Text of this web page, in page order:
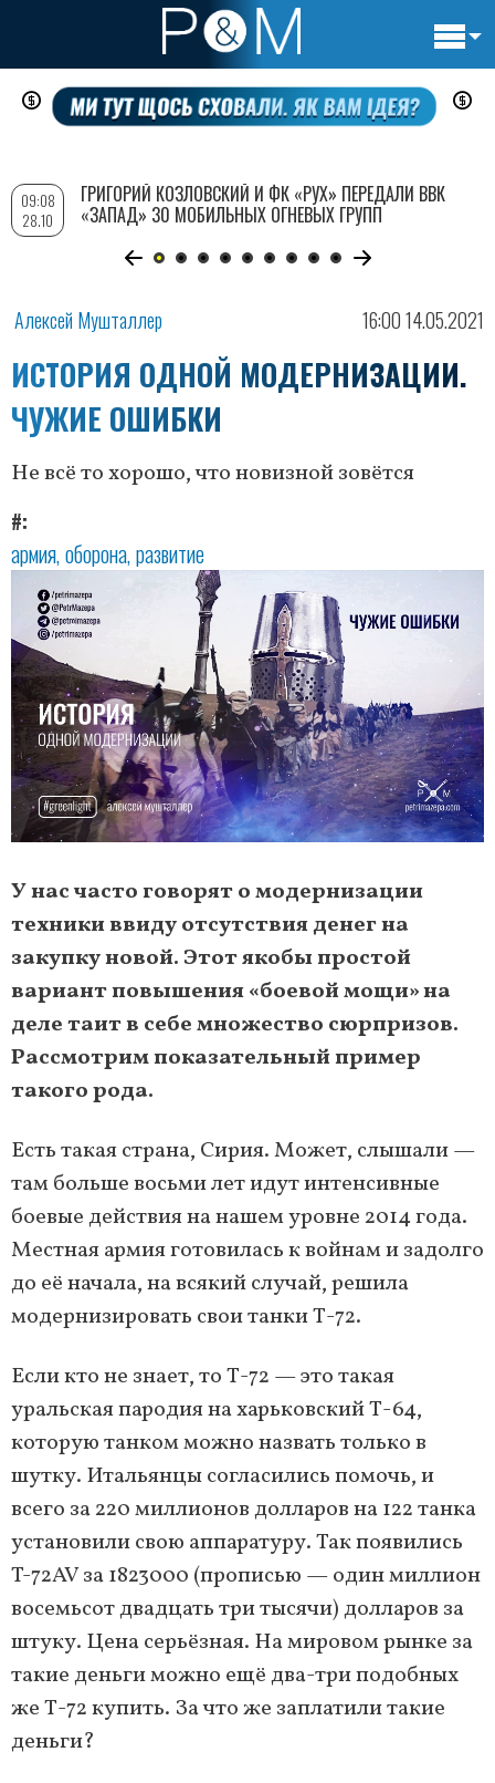
Перейти
содержанию
Алексей Мушталлер 16:00 14.05.2021
ИСТОРИЯ ОДНОЙ МОДЕРНИЗАЦИИ.
ЧУЖИЕ ОШИБКИ
Не всё то хорошо, что новизной зовётся
#
армия оборона развитие
У нас часто говорят о модернизации
техники ввиду отсутствия денег на
закупку новой. Этот якобы простой
вариант повышения «боевой мощи» на
деле таит в себе множество сюрпризов.
Рассмотрим показательный пример
такого рода.
Есть такая страна, Сирия. Может, слышали —
там больше восьми лет идут интенсивные
боевые действия на нашем уровне 2014 года.
Местная армия готовилась к войнам и задолго
до её начала, на всякий случай, решила
модернизировать свои танки Т-72.
Если кто не знает, то Т-72 — это такая
уральская пародия на харьковский Т-64,
которую танком можно назвать только в
шутку. Итальянцы согласились помочь, и
всего за 220 миллионов долларов на 122 танка
установили свою аппаратуру. Так появились
T-72AV за 1823000 (прописью — один миллион
восемьсот двадцать три тысячи) долларов за
штуку. Цена серьёзная. На мировом рынке за
такие деньги можно ещё два-три подобных
же Т-72 купить. За что же заплатили такие
деньги?
09:08
28.10
ГРИГОРИЙ КОЗЛОВСКИЙ И ФК «РУХ» ПЕРЕДАЛИ ВВК
«ЗАПАД» 30 МОБИЛЬНЫХ ОГНЕВЫХ ГРУПП